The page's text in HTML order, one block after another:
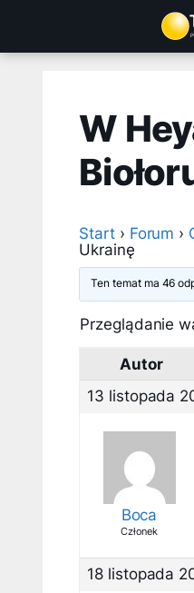
treści
W
Start › Forum ›
Ukrainę
Ten temat ma 46
Przeglądanie
Autor
13 listopada
Boca
Członek
18 listopada